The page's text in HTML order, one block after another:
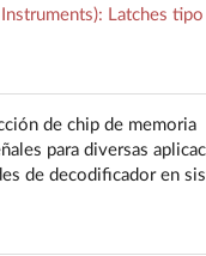
Latches
de chip de memoria
para diversas
de decodificador en